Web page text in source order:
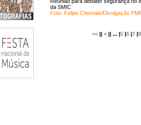
da SMIC
Foto: Felipe Chemale/Divulgação
<<|| <|| ... |5|6|7|8